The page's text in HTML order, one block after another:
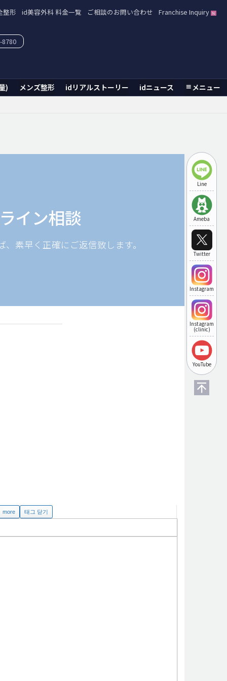
整形 id美容外科 料金一覧 ご相談のお問い合わせ Franchise Inquiry
) メンズ整形 idリアルストーリー idニュース メニュー
8780
Line
Ameba
Twitter
Instagram
Instagram
(clinic)
YouTube
イン相談
素早く正確にご返信致します。